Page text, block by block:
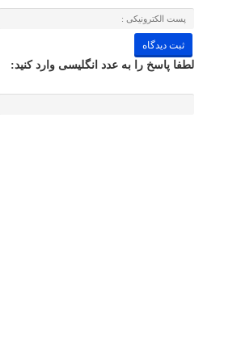
لطفا پاسخ را به عدد انگلیسی وارد کنید: